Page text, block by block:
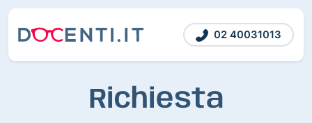
02 40031013
Richiesta